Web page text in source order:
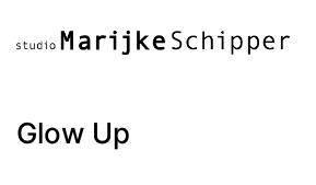
Glow Up